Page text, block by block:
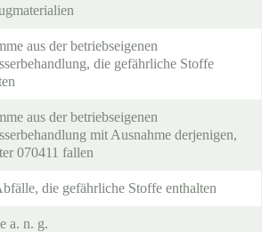
aus der betriebseigenen
die gefährliche Stoffe
aus der betriebseigenen
mit Ausnahme derjenigen,
070411 fallen
die gefährliche Stoffe enthalten
a. n. g.